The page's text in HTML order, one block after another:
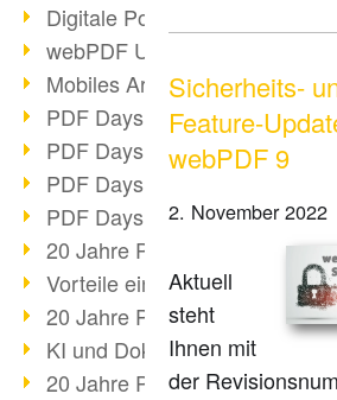
Digitale Post als PDF/A
webPDF Update 8.0.0.2531
Mobiles Arbeiten mit PDF
PDF Days 2022 Themenblock
PDF Days 2022 Themenblock 2
PDF Days 2022 Themenblock 1
PDF Days Europe 2022
20 Jahre PDF/X (Teil 3)
Vorteile einer PDF-
20 Jahre PDF/X (Teil 2)
KI und Dokumenten-
20 Jahre PDF/X (Teil 1)
Sicherheits-
Feature-
webPDF 9
2. November 2022
Aktuell
steht
Ihnen mit
der